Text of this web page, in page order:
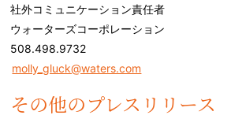
社外コミュニケーション責任者
ウォーターズコーポレーション
508.498.9732
molly_gluck@waters.com
その他のプレスリリース